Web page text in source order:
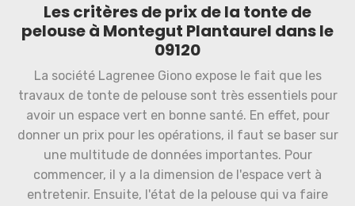
Les critères de prix de la tonte de
pelouse à Montegut Plantaurel dans le
09120
La société Lagrenee Giono expose le fait que les
travaux de tonte de pelouse sont très essentiels pour
avoir un espace vert en bonne santé. En effet, pour
donner un prix pour les opérations, il faut se baser sur
une multitude de données importantes. Pour
commencer, il y a la dimension de l'espace vert à
entretenir. Ensuite, l'état de la pelouse qui va faire